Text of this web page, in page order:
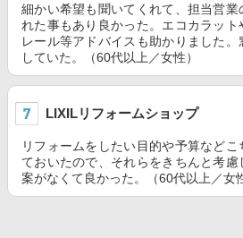
細かい希望も聞いてくれて、担当営業
れた事もあり良かった。エコカラッ
レール等アドバイスも助かりました。
していた。（60代以上／女性）
LIXILリフォームショップ
リフォームをしたい目的や予算など
ておいたので、それらをきちんと考
案がなくて良かった。（60代以上／女